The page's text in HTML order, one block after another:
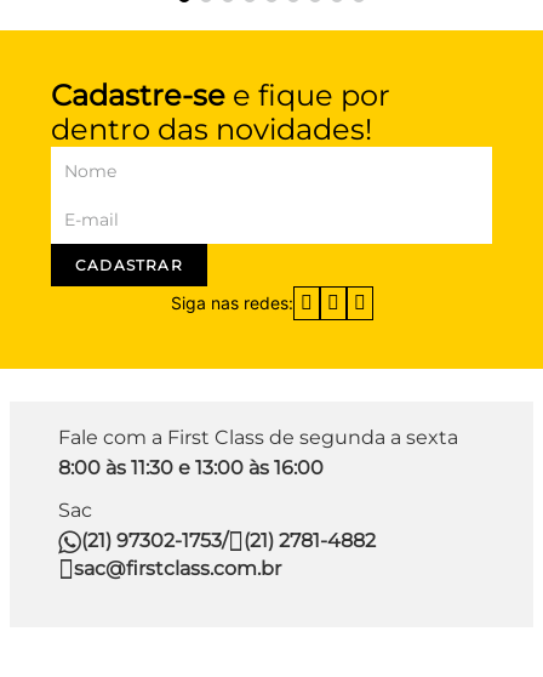
Cadastre-se e fique por
dentro das novidades!
CADASTRAR
Siga nas redes:
Fale com a First Class de segunda a sexta
8:00 às 11:30 e 13:00 às 16:00
Sac
(21) 97302-1753/
(21) 2781-4882
sac@firstclass.com.br